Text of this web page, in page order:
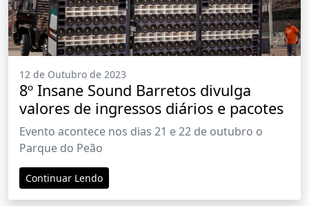
12 de Outubro de 2023
8º Insane Sound Barretos divulga
valores de ingressos diários e pacotes
Evento acontece nos dias 21 e 22 de outubro o
Parque do Peão
Continuar Lendo